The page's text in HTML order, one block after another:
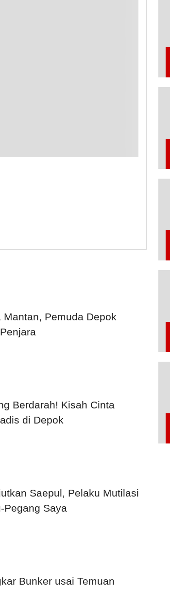
Mantan, Pemuda Depok
Berdarah! Kisah Cinta
di Depok
Saepul, Pelaku Mutilasi
Pegang Saya
Bunker usai Temuan